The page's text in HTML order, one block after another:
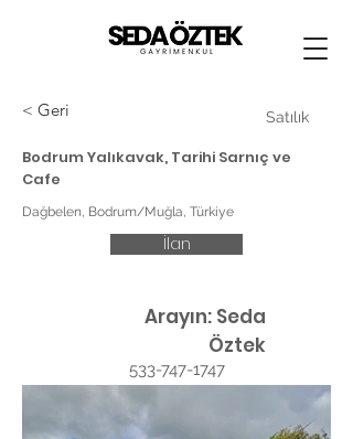
< Geri Satılık
Bodrum Yalıkavak, Tarihi Sarnıç ve
Cafe
Dağbelen, Bodrum/Muğla, Türkiye
İlan
Arayın: Seda
Öztek
533-747-1747